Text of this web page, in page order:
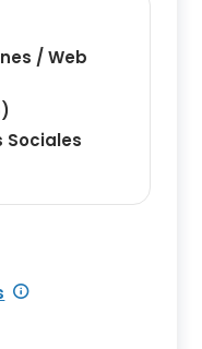
/ Web
Sociales